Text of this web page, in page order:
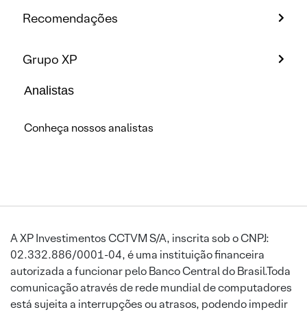
Recomendações
Grupo XP
Analistas
Conheça nossos analistas
A XP Investimentos CCTVM S/A, inscrita sob o CNPJ:
02.332.886/0001-04, é uma instituição financeira
autorizada a funcionar pelo Banco Central do Brasil.Toda
comunicação através de rede mundial de computadores
está sujeita a interrupções ou atrasos, podendo impedir